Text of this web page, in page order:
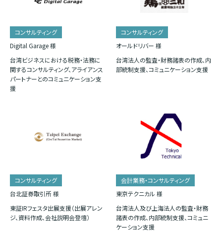
コンサルティング
Digital Garage 様
台湾ビジネスにおける税務・法務に
関するコンサルティング、アライアンス
パートナーとのコミュニケーション支
援
コンサルティング
オールドリバー 様
台湾法人の監査・財務諸表の作成、内
部統制支援、コミュニケーション支援
コンサルティング
台北証券取引所 様
東証IRフェスタ出展支援（出展アレン
ジ、資料作成、会社説明会登壇）
会計業務・コンサルティング
東京テクニカル 様
台湾法人及び上海法人の監査・財務
諸表の作成、内部統制支援、コミュニ
ケーション支援